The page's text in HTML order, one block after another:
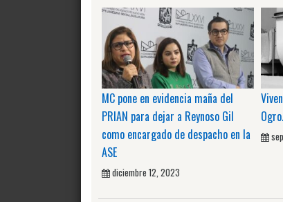
MC pone en evidencia maña del
PRIAN para dejar a Reynoso Gil
como encargado de despacho en la
ASE
diciembre 12, 2023
Ogro.